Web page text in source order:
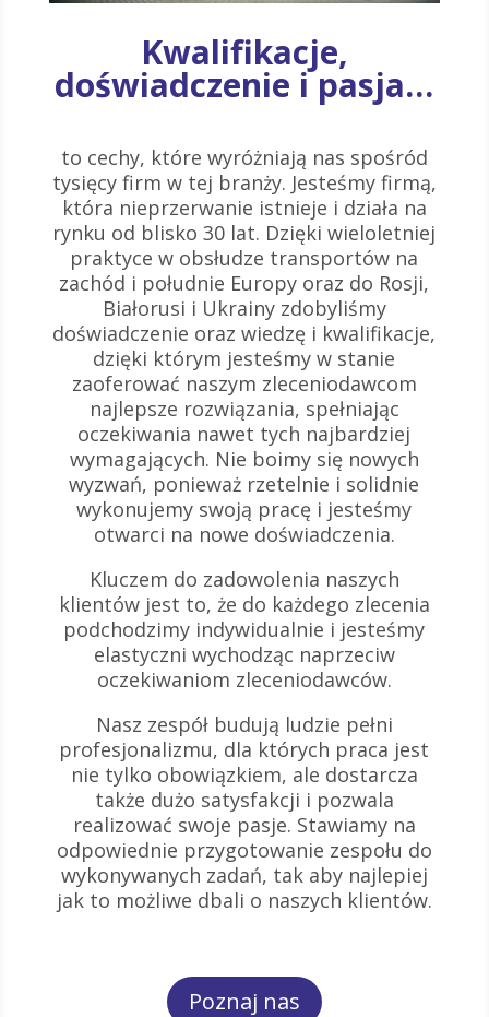
Kwalifikacje,
doświadczenie i pasja…
to cechy, które wyróżniają nas spośród
tysięcy firm w tej branży. Jesteśmy firmą,
która nieprzerwanie istnieje i działa na
rynku od blisko 30 lat. Dzięki wieloletniej
praktyce w obsłudze transportów na
zachód i południe Europy oraz do Rosji,
Białorusi i Ukrainy zdobyliśmy
doświadczenie oraz wiedzę i kwalifikacje,
dzięki którym jesteśmy w stanie
zaoferować naszym zleceniodawcom
najlepsze rozwiązania, spełniając
oczekiwania nawet tych najbardziej
wymagających. Nie boimy się nowych
wyzwań, ponieważ rzetelnie i solidnie
wykonujemy swoją pracę i jesteśmy
otwarci na nowe doświadczenia.
Kluczem do zadowolenia naszych
klientów jest to, że do każdego zlecenia
podchodzimy indywidualnie i jesteśmy
elastyczni wychodząc naprzeciw
oczekiwaniom zleceniodawców.
Nasz zespół budują ludzie pełni
profesjonalizmu, dla których praca jest
nie tylko obowiązkiem, ale dostarcza
także dużo satysfakcji i pozwala
realizować swoje pasje. Stawiamy na
odpowiednie przygotowanie zespołu do
wykonywanych zadań, tak aby najlepiej
jak to możliwe dbali o naszych klientów.
Poznaj nas